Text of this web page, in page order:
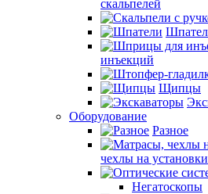
скальпелей
инъекций
Щипцы
Оборудование
Разное
чехлы на установки
Негатоскопы